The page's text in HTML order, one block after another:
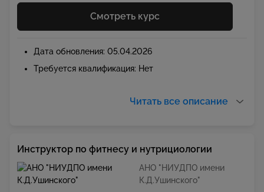
Смотреть курс
Дата обновления: 05.04.2026
Требуется квалификация: Нет
Читать все описание
АНО "НИУДПО имени
К.Д.Ушинского"
Инструктор по фитнесу и нутрициологии